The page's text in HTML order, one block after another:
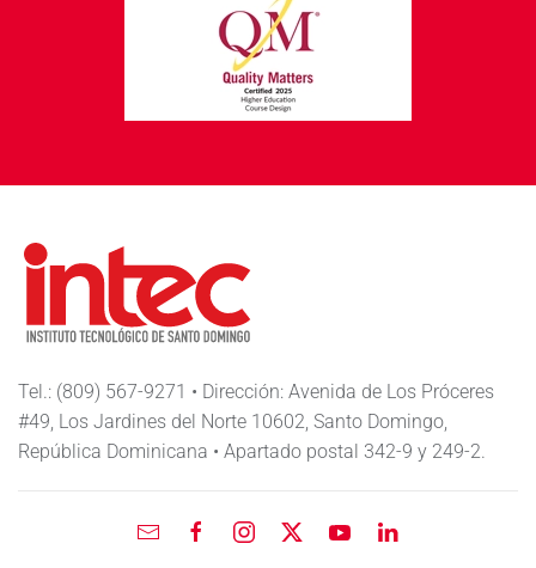
Tel.: (809) 567-9271 • Dirección: Avenida de Los Próceres
#49, Los Jardines del Norte 10602, Santo Domingo,
República Dominicana • Apartado postal 342-9 y 249-2.